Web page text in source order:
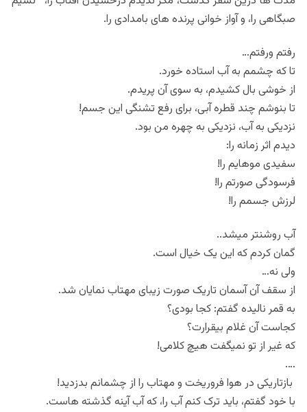
صبگاهی را، و آواز خوانی پرنده های بامدادی را.
رفتم ورفتم…
تا که چشمم به آب استاده خورد.
از خوشی بال کشیدم، به سوی آن پریدم.
تا بنوشم چند قطره آبی، برای رفع تشنگی این جسم!
نزدیکی به آب، نزدیکی به چهره من بود.
دیدم اثر زمانه را:
سفیدی موهایم را!
فرسودگی صورتم را!
لرزش جسمم را!
آب روشنتر میشد..
گمان کردم که این یک خیال است.
ولی نه…
از سقف آن آسمان تاریک صورت زیبای مهتاب نمایان شد.
به قمر نالیده گفتم: کجا بودی؟
کجاست آن غلام بیقرارت؟
که غیر از تو نمیگفت هیچ کلامی!
….
بازتاریکی در هوا فروریخت و مهتاب را از چشمانم بدزدید!
با خود گفتم، باید ترک کنم آب را، که آب آینه گذشته هاست.